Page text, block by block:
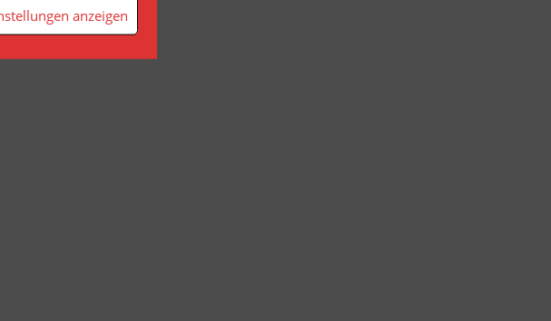
anzeigen